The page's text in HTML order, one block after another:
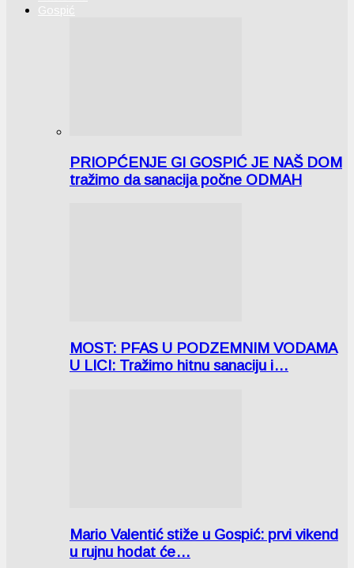
Gospić
PRIOPĆENJE GI GOSPIĆ JE NAŠ DOM
tražimo da sanacija počne ODMAH
MOST: PFAS U PODZEMNIM VODAMA
U LICI: Tražimo hitnu sanaciju i…
Mario Valentić stiže u Gospić: prvi vikend
u rujnu hodat će…